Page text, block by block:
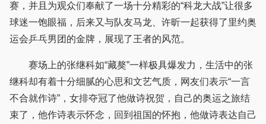
赛，并且为观众们奉献了一场十分精彩的“科龙大战”让很多
球迷一饱眼福，后来又与队友马龙、许昕一起获得了里约奥
运会乒乓男团的金牌，展现了王者的风范。
赛场上的张继科如“藏獒”一样极具爆发力，生活中的张
继科却有着十分细腻的心思和文艺气质，网友们表示“一言
不合就作诗”，女排夺冠了他做诗祝贺，自己的奥运之旅结
束了，他作诗表示怀念，回到祖国的怀抱，他做诗表达自己